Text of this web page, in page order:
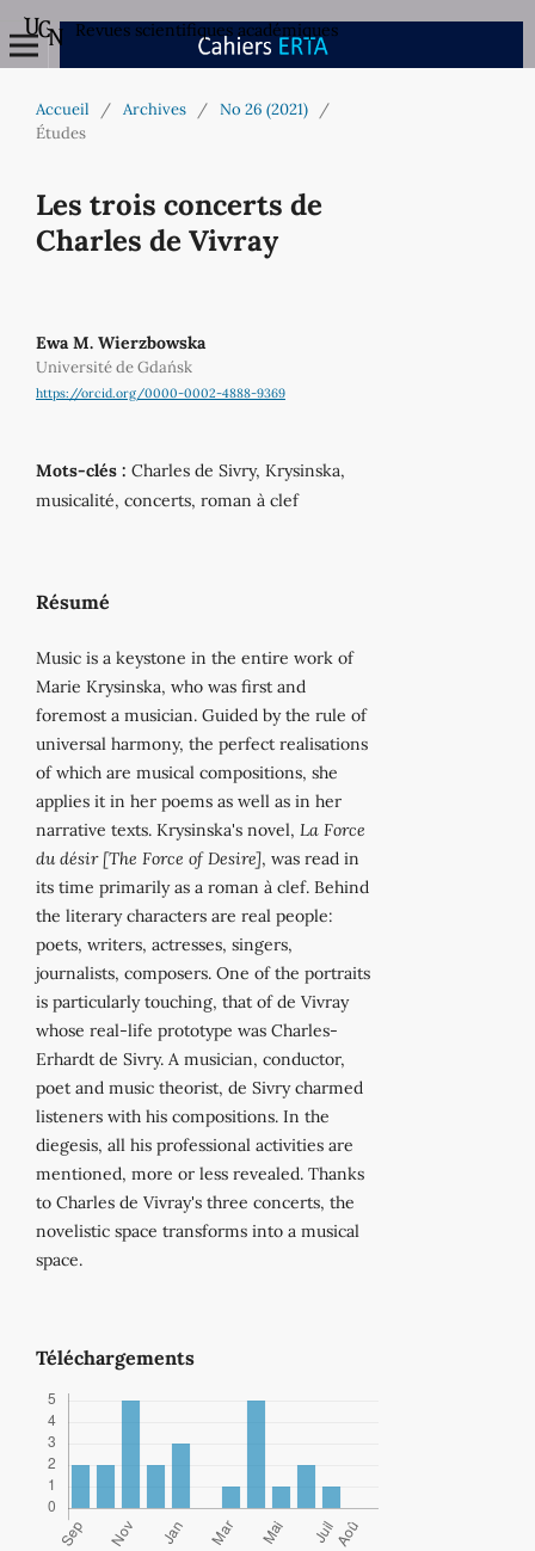
Revues scientifiques académiques
Accueil / Archives / No 26 (2021)
/
Études
Les trois concerts de
Charles de Vivray
Ewa M. Wierzbowska
Université de Gdańsk
https://orcid.org/0000-0002-4888-9369
Mots-clés : Charles de Sivry, Krysinska,
musicalité, concerts, roman à clef
Résumé
Music is a keystone in the entire work of
Marie Krysinska, who was first and
foremost a musician. Guided by the rule of
universal harmony, the perfect realisations
of which are musical compositions, she
applies it in her poems as well as in her
narrative texts. Krysinska's novel, La Force
du désir [The Force of Desire], was read in
its time primarily as a roman à clef. Behind
the literary characters are real people:
poets, writers, actresses, singers,
journalists, composers. One of the portraits
is particularly touching, that of de Vivray
whose real-life prototype was Charles-
Erhardt de Sivry. A musician, conductor,
poet and music theorist, de Sivry charmed
listeners with his compositions. In the
diegesis, all his professional activities are
mentioned, more or less revealed. Thanks
to Charles de Vivray's three concerts, the
novelistic space transforms into a musical
space.
Téléchargements